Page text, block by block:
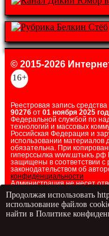
© 2015-2026
16+
Реестровая запись
90276 от 01 ноября 2025
Федеральной службой по
технологий и массовых
Российская Федерация и
использовании
обязательна. При
гиперссылка
защищены в соответствии
законодательством об
конфиденциальности
Администрация не несет
блоков.
Телефон редакции:
+7 (910) 562-42-20
Электронный адрес
Продолжая использовать
использование файлов
найти в Политике